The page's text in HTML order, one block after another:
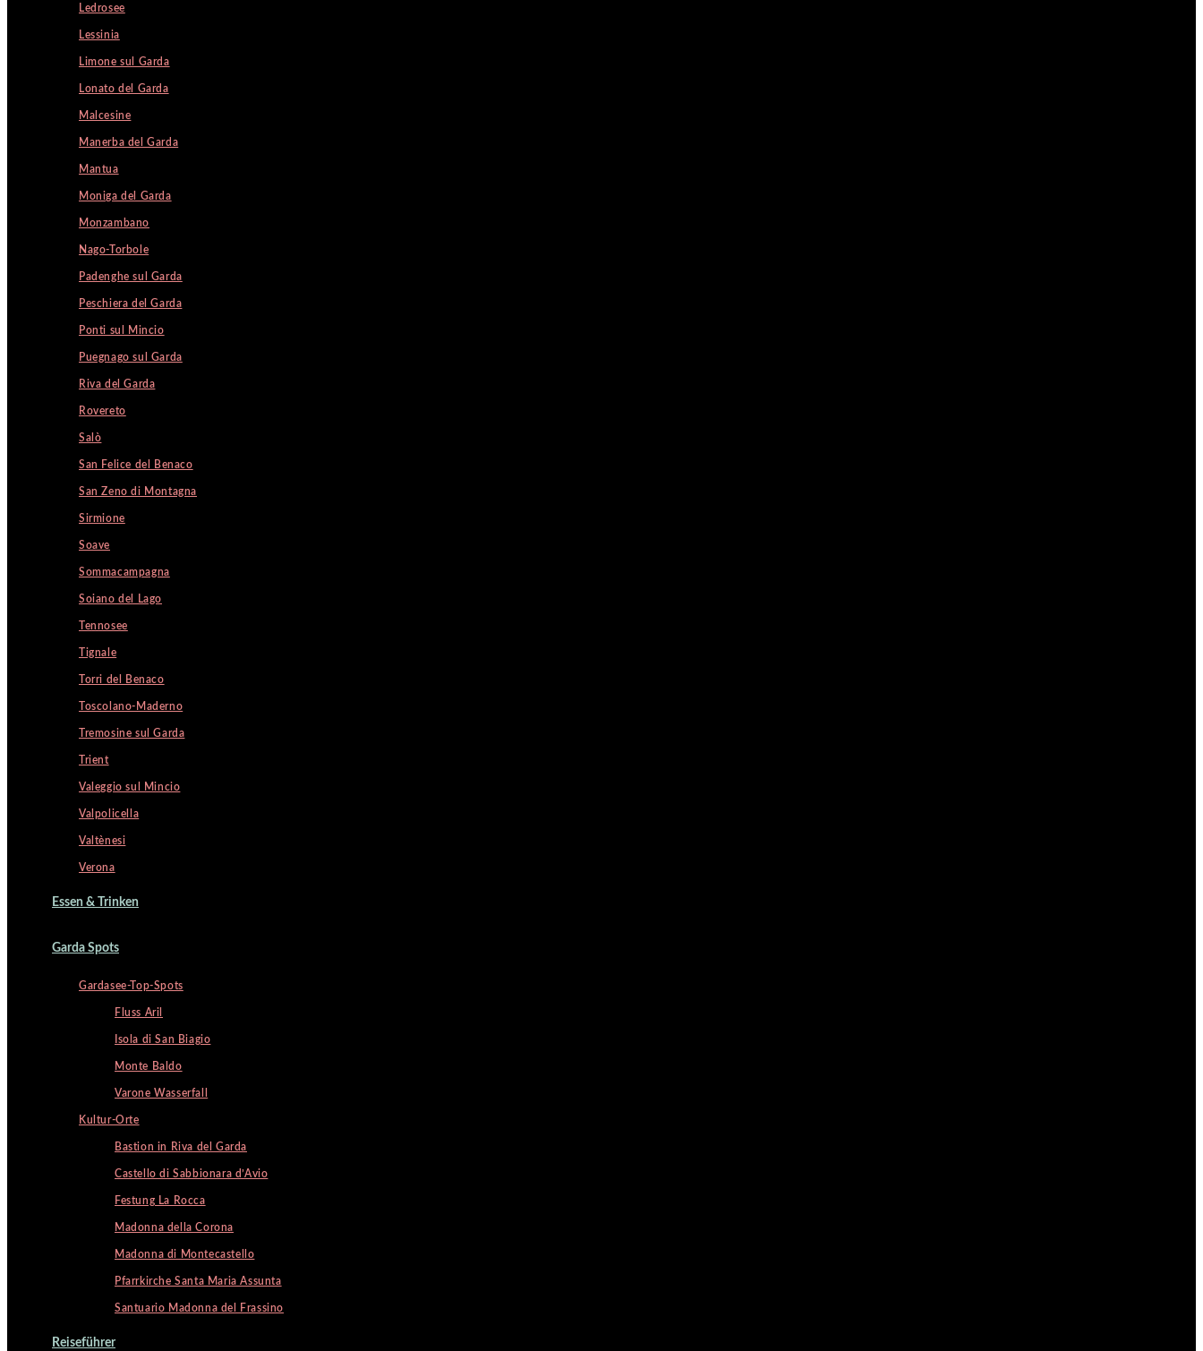
Ledrosee
Lessinia
Limone sul Garda
Lonato del Garda
Malcesine
Manerba del Garda
Mantua
Moniga del Garda
Monzambano
Nago-Torbole
Padenghe sul Garda
Peschiera del Garda
Ponti sul Mincio
Puegnago sul Garda
Riva del Garda
Rovereto
Salò
San Felice del Benaco
San Zeno di Montagna
Sirmione
Soave
Sommacampagna
Soiano del Lago
Tennosee
Tignale
Torri del Benaco
Toscolano-Maderno
Tremosine sul Garda
Trient
Valeggio sul Mincio
Valpolicella
Valtènesi
Verona
Essen & Trinken
Garda Spots
Gardasee-Top-Spots
Fluss Aril
Isola di San Biagio
Monte Baldo
Varone Wasserfall
Kultur-Orte
Bastion in Riva del Garda
Castello di Sabbionara d’Avio
Festung La Rocca
Madonna della Corona
Madonna di Montecastello
Pfarrkirche Santa Maria Assunta
Santuario Madonna del Frassino
Reiseführer